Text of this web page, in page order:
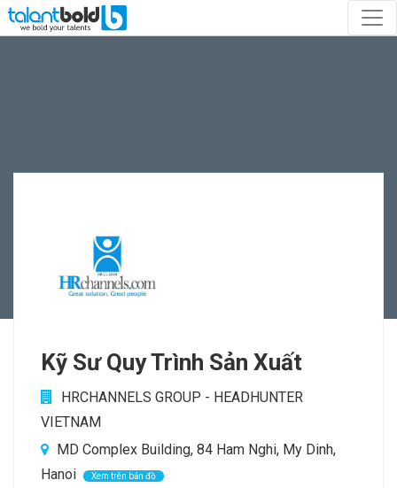
Kỹ Sư Quy Trình Sản Xuất
HRCHANNELS GROUP - HEADHUNTER
VIETNAM
MD Complex Building, 84 Ham Nghi, My Dinh,
Hanoi
Xem trên bản đồ